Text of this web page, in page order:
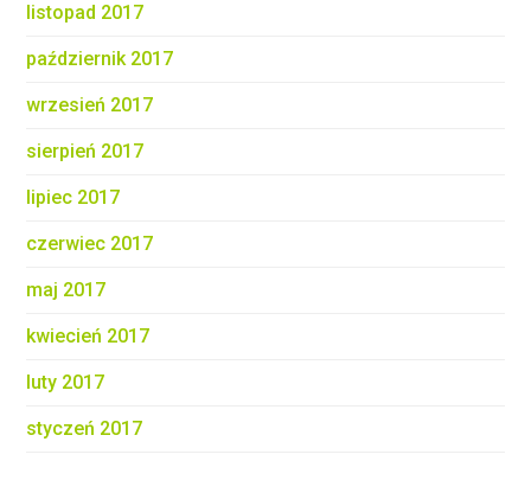
listopad 2017
październik 2017
wrzesień 2017
sierpień 2017
lipiec 2017
czerwiec 2017
maj 2017
kwiecień 2017
luty 2017
styczeń 2017